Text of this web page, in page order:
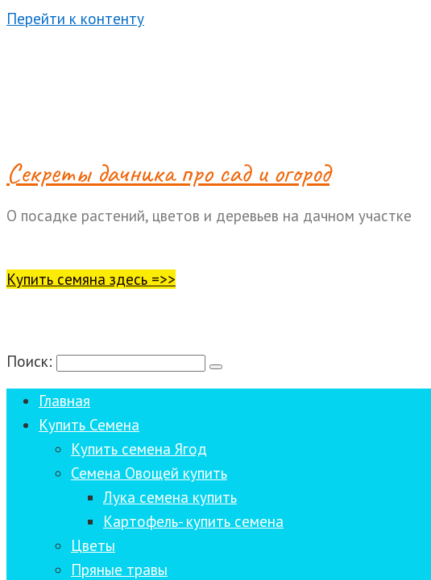
Перейти к контенту
Cекреты дачника про сад и огород
О посадке растений, цветов и деревьев на дачном участке
Купить семяна здесь =>>
Поиск:
Главная
Купить Семена
Купить семена Ягод
Семена Овощей купить
Лука семена купить
Картофель- купить семена
Цветы
Пряные травы